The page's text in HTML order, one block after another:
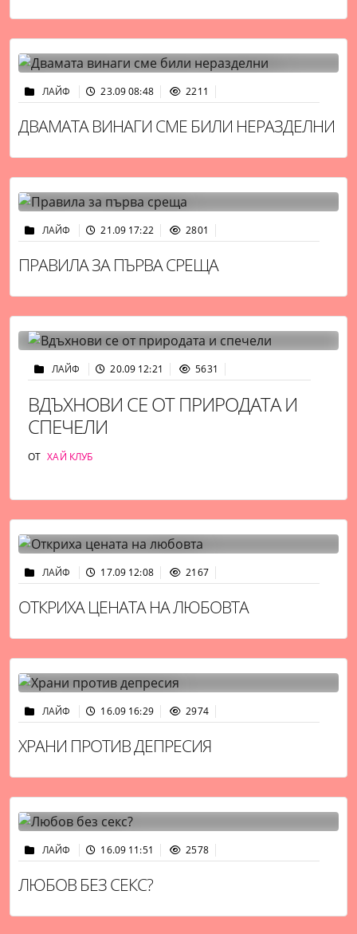
ЛАЙФ 23.09 08:48 2211
ДВАМАТА ВИНАГИ СМЕ БИЛИ НЕРАЗДЕЛНИ
ЛАЙФ 21.09 17:22 2801
ПРАВИЛА ЗА ПЪРВА СРЕЩА
ЛАЙФ 20.09 12:21 5631
ВДЪХНОВИ СЕ ОТ ПРИРОДАТА И
СПЕЧЕЛИ
ОТ ХАЙ КЛУБ
ЛАЙФ 17.09 12:08 2167
ОТКРИХА ЦЕНАТА НА ЛЮБОВТА
ЛАЙФ 16.09 16:29 2974
ХРАНИ ПРОТИВ ДЕПРЕСИЯ
ЛАЙФ 16.09 11:51 2578
ЛЮБОВ БЕЗ СЕКС?